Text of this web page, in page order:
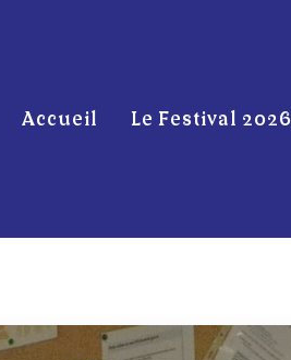
Accueil Le Festival 2026